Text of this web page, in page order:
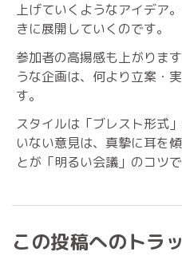
上げていくようなアイデア
きに展開していくのです。
参加者の高揚感も上がりま
うな企画は、何より立案・
す。
スタイルは「ブレスト形式
いない意見は、真摯に耳を
とが「明るい会議」のコツで
この投稿へのトラ